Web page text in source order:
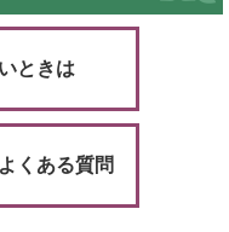
ときは
くある質問